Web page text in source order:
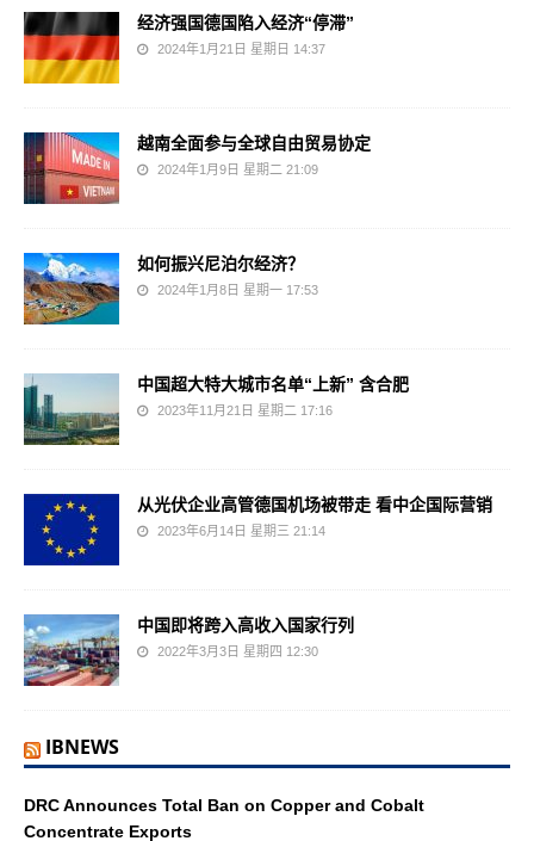
经济强国德国陷入经济“停滞”
2024年1月21日 星期日 14:37
越南全面参与全球自由贸易协定
2024年1月9日 星期二 21:09
如何振兴尼泊尔经济？
2024年1月8日 星期一 17:53
中国超大特大城市名单“上新” 含合肥
2023年11月21日 星期二 17:16
从光伏企业高管德国机场被带走 看中企国际营销
2023年6月14日 星期三 21:14
中国即将跨入高收入国家行列
2022年3月3日 星期四 12:30
IBNEWS
DRC Announces Total Ban on Copper and Cobalt
Concentrate Exports